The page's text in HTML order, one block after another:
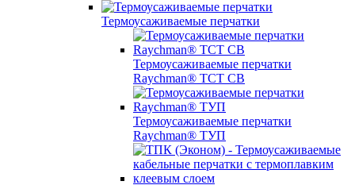
Термоусаживаемые перчатки
Термоусаживаемые перчатки
Raychman® TCT CB
Термоусаживаемые перчатки
Raychman® ТУП